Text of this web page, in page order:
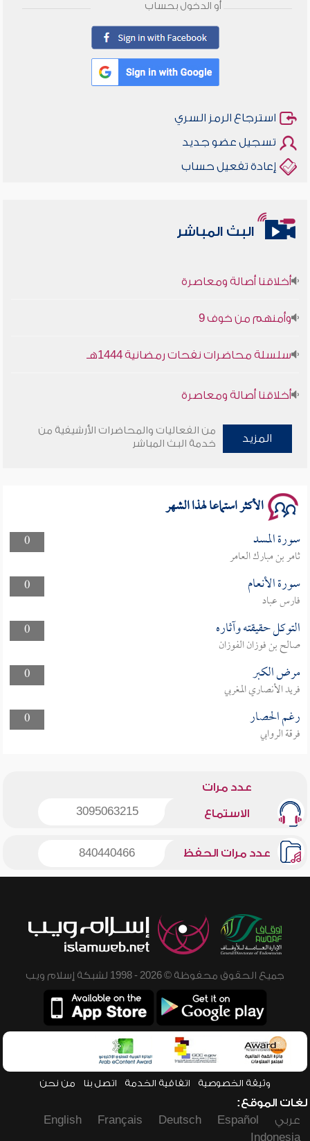
أو الدخول بحساب
استرجاع الرمز السري
تسجيل عضو جديد
إعادة تفعيل حساب
البث المباشر
أخلاقنا أصالة ومعاصرة
وأمنهم من خوف 9
أخلاقنا أصالة ومعاصرة
وأمنهم من خوف 9
المزيد
من الفعاليات والمحاضرات الأرشيفية من
خدمة البث المباشر
الأكثر استماعا لهذا الشهر
0 سورة المسد
ثامر بن مبارك العامر
0
سورة الأنعام
فارس عباد
0
التوكل حقيقته وآثاره
صالح بن فوزان الفوزان
0
مرض الكبر
فريد الأنصاري المغربي
0
رغم الحصار
فرقة الروابي
عدد مرات
الاستماع 3095063215
عدد مرات الحفظ 840440466
جميع الحقوق محفوظة © 2026 - 1998 لشبكة إسلام ويب
وثيقة الخصوصية اتفاقية الخدمة اتصل بنا من نحن
لغات الموقع:
عربي
Español
Deutsch
Français
English
Indonesia